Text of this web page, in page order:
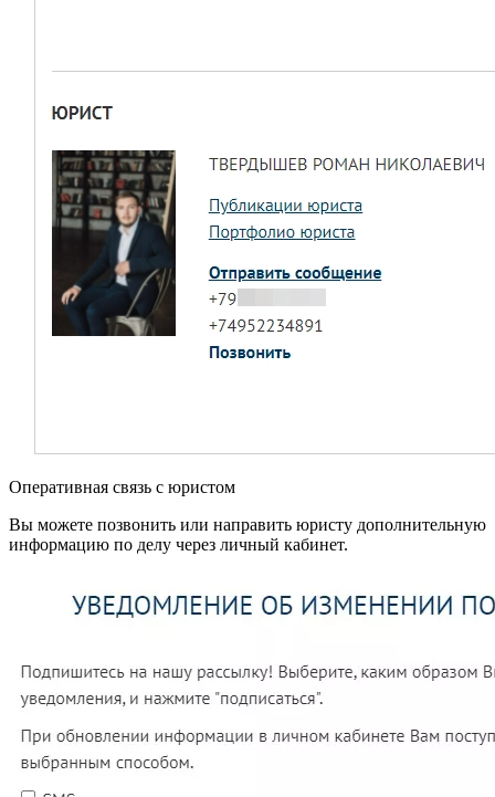
Оперативная связь с юристом
Вы можете позвонить или направить юристу дополнительную
информацию по делу через личный кабинет.